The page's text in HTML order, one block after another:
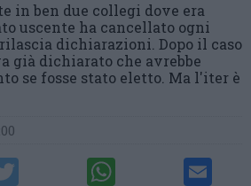
in ben due collegi dove era
uscente ha cancellato ogni
dichiarazioni. Dopo il caso
già dichiarato che avrebbe
se fosse stato eletto. Ma l'iter è